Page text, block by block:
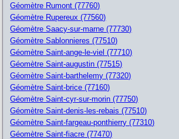
Géomètre Rumont (77760)
Géomètre Rupereux (77560)
Géomètre Saacy-sur-marne (77730)
Géomètre Sablonnieres (77510)
Géomètre Saint-ange-le-viel (77710)
Géomètre Saint-augustin (77515)
Géomètre Saint-barthelemy (77320)
Géomètre Saint-brice (77160)
Géomètre Saint-cyr-sur-morin (77750)
Géomètre Saint-denis-les-rebais (77510)
Géomètre Saint-fargeau-ponthierry (77310)
Géomètre Saint-fiacre (77470)